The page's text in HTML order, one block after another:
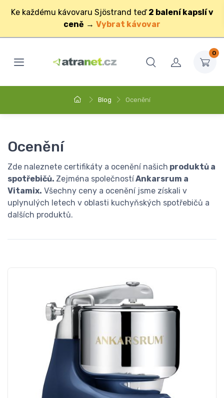
Ke každému kávovaru Sjöstrand teď 2 balení kapslí v
ceně → Vybrat kávovar
0
Blog Ocenění
Ocenění
Zde naleznete certifikáty a ocenění našich produktů a
spotřebičů. Zejména společnostíAnkarsrum a
Vitamix. Všechny ceny a ocenění jsme získali v
uplynulých letech v oblasti kuchyňských spotřebičů a
dalších produktů.